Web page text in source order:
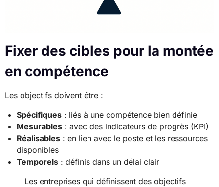
Fixer des cibles pour la montée
en compétence
Les objectifs doivent être :
Spécifiques : liés à une compétence bien définie
Mesurables : avec des indicateurs de progrès (KPI)
Réalisables : en lien avec le poste et les ressources
disponibles
Temporels : définis dans un délai clair
Les entreprises qui définissent des objectifs